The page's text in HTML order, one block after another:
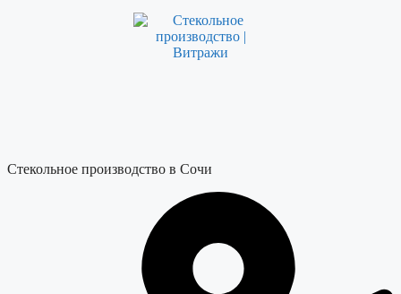
Стекольное производство в Сочи